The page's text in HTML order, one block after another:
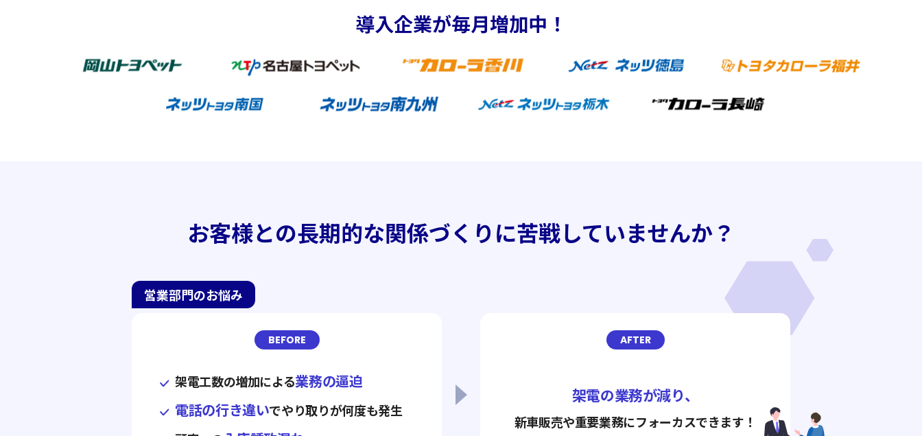
導入企業が毎月増加中！
お客様との長期的な関係づくりに苦戦していませんか？
営業部門のお悩み
BEFORE
架電工数の増加による業務の逼迫
電話の行き違いでやり取りが何度も発生
AFTER
架電の業務が減り、
新車販売や重要業務にフォーカスできます！